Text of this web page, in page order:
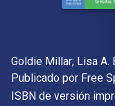
Autor(es)
Goldie Millar; Lisa A.
Editor
Publicado por Free
ISBN de versión